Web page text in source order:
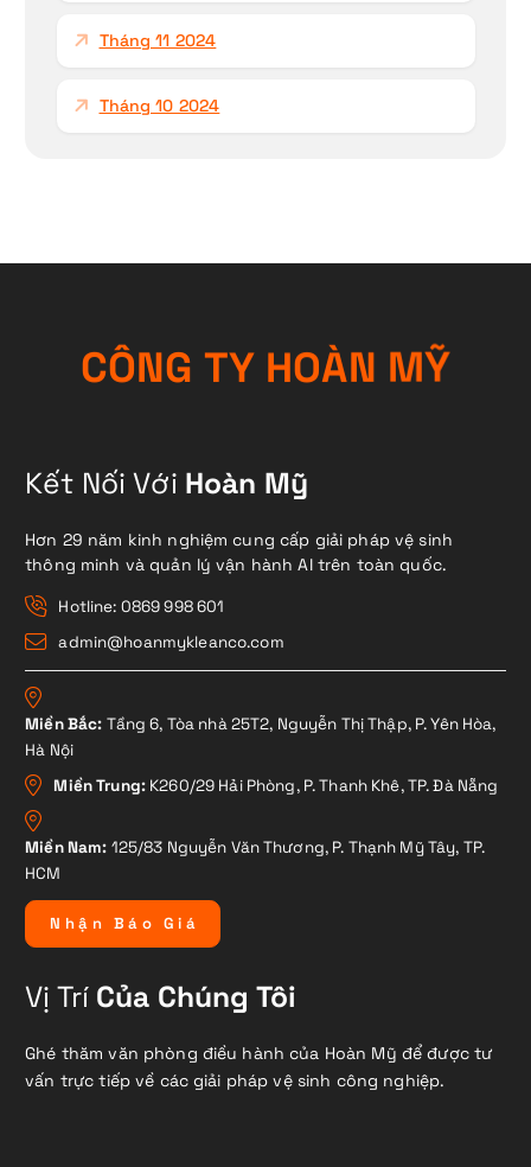
Tháng 11 2024
Tháng 10 2024
CÔNG TY HOÀN MỸ
Kết Nối Với Hoàn Mỹ
Hơn 29 năm kinh nghiệm cung cấp giải pháp vệ sinh
thông minh và quản lý vận hành AI trên toàn quốc.
Hotline: 0869 998 601
admin@hoanmykleanco.com
Miền Bắc: Tầng 6, Tòa nhà 25T2, Nguyễn Thị Thập, P. Yên Hòa,
Hà Nội
Miền Trung: K260/29 Hải Phòng, P. Thanh Khê, TP. Đà Nẵng
Miền Nam: 125/83 Nguyễn Văn Thương, P. Thạnh Mỹ Tây, TP.
HCM
N hậ n B á o G i á
Vị TríCủa Chúng Tôi
Ghé thăm văn phòng điều hành của Hoàn Mỹ để được tư
vấn trực tiếp về các giải pháp vệ sinh công nghiệp.